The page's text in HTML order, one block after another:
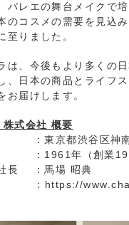
バレエの舞台メイクで
のコスメの需要を見込
至りました。
は、今後もより多くの
、日本の商品とライフ
お届けします。
式会社 概要
：東京都渋谷区神
1961年（創業
長 ：馬場 昭典